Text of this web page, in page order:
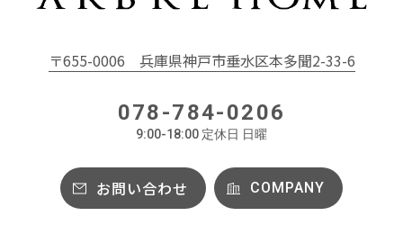
〒655-0006 兵庫県神戸市垂水区本多聞2-33-6
078-784-0206
9:00-18:00 定休日 日曜
お問い合わせ COMPANY